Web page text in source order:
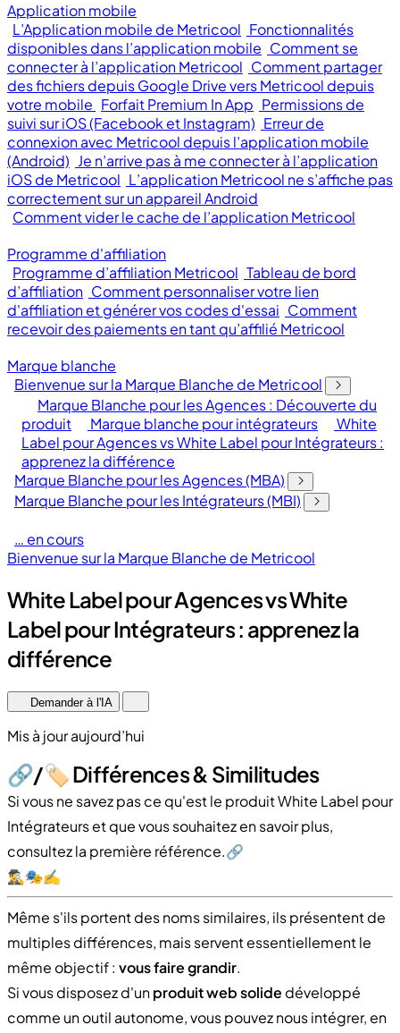
Application mobile
L’Application mobile de Metricool Fonctionnalités
disponibles dans l’application mobile Comment se
connecter à l’application Metricool Comment partager
des fichiers depuis Google Drive vers Metricool depuis
votre mobile Forfait Premium In App Permissions de
suivi sur iOS (Facebook et Instagram) Erreur de
connexion avec Metricool depuis l’application mobile
(Android) Je n’arrive pas à me connecter à l’application
iOS de Metricool L’application Metricool ne s’affiche pas
correctement sur un appareil Android
Comment vider le cache de l’application Metricool
Programme d'affiliation
Programme d’affiliation Metricool Tableau de bord
d’affiliation Comment personnaliser votre lien
d'affiliation et générer vos codes d'essai Comment
recevoir des paiements en tant qu’affilié Metricool
Marque blanche
Bienvenue sur la Marque Blanche de Metricool
Marque Blanche pour les Agences : Découverte du
produit
Marque blanche pour intégrateurs
White
Label pour Agences vs White Label pour Intégrateurs :
apprenez la différence
Marque Blanche pour les Agences (MBA)
Marque Blanche pour les Intégrateurs (MBI)
… en cours
Bienvenue sur la Marque Blanche de Metricool
White Label pour Agences vs White
Label pour Intégrateurs : apprenez la
différence
Demander à l'IA
Mis à jour aujourd’hui
🔗​/🏷️ Différences & Similitudes
Si vous ne savez pas ce qu'est le produit White Label pour
Intégrateurs et que vous souhaitez en savoir plus,
consultez la première référence.​🔗​
🕵️‍♂️🎭✍️
Même s'ils portent des noms similaires, ils présentent de
multiples différences, mais servent essentiellement le
même objectif : vous faire grandir.
Si vous disposez d'unproduit web solide développé
comme un outil autonome, vous pouvez nous intégrer, en